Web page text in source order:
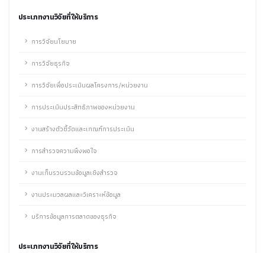
ประเภทงานวิจัยที่ให้บริการ
การวิจัยนโยบาย
การวิจัยธุรกิจ
การวิจัยเพื่อประเมินผลโครงการ/หน่วยงาน
การประเมินประสิทธิภาพของหน่วยงาน
งานสร้างตัวชี้วัดและเกณฑ์การประเมิน
การสำรวจความพึงพอใจ
งานเก็บรวบรวมข้อมูลเชิงสำรวจ
งานประมวลผลและวิเคราะห์ข้อมูล
บริการข้อมูลการตลาดของธุรกิจ
ประเภทงานวิจัยที่ให้บริการ